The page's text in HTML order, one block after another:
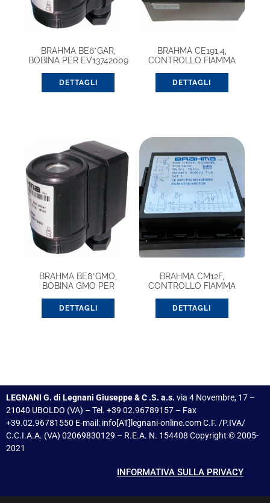
BRAHMA BE6*GAR,
BOBINA PER EV13742009
DETTAGLI
BRAHMA CE191.4,
CONTROLLO FIAMMA
DETTAGLI
BRAHMA BE8*GMO,
BOBINA GMO PER
DETTAGLI
BRAHMA CM12F,
CONTROLLO FIAMMA
DETTAGLI
LEGNANI G. di Legnani Giuseppe & C .S. a.s. via 4 Novembre, 17 –
21040 UBOLDO (VA) – Tel. +39 02.96789157 – Fax
+39.02.96781550 E-mail: info[AT]legnani-online.com C.F. /P.IVA/
C.C.I.A.A. (VA) 02069830129 – R.E.A. N. 154408 Copyright © 2005-
2021
INFORMATIVA SULLA PRIVACY